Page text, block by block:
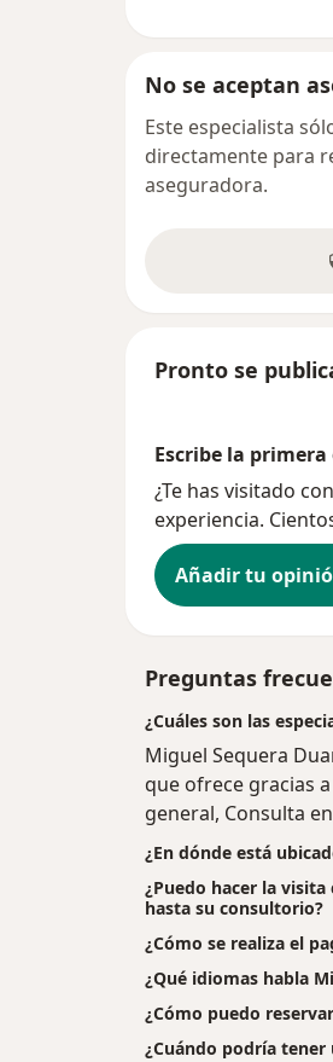
No se aceptan
Este especialista
directamente para
aseguradora.
Pronto se
Escribe la
¿Te has visitado
experiencia.
Añadir tu
Preguntas
¿Cuáles son las
Miguel Sequera
que ofrece gracias
general, Consulta
¿En dónde está
¿Puedo hacer la
hasta su consultorio?
¿Cómo se realiza el
¿Qué idiomas habla
¿Cómo puedo
¿Cuándo podría tener